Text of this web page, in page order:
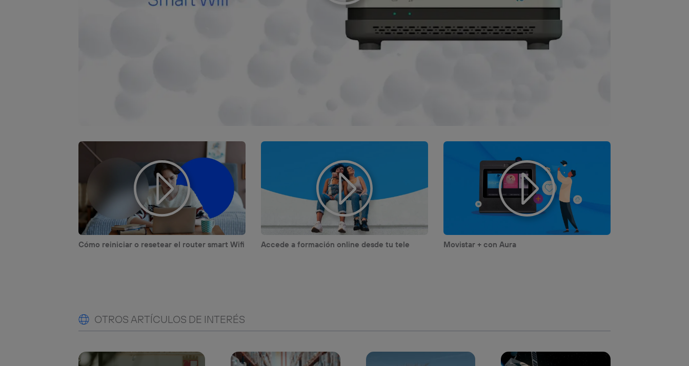
Cómo reiniciar o resetear el router smart Wifi Accede a formación online desde tu tele Movistar + con Aura
OTROS ARTÍCULOS DE INTERÉS